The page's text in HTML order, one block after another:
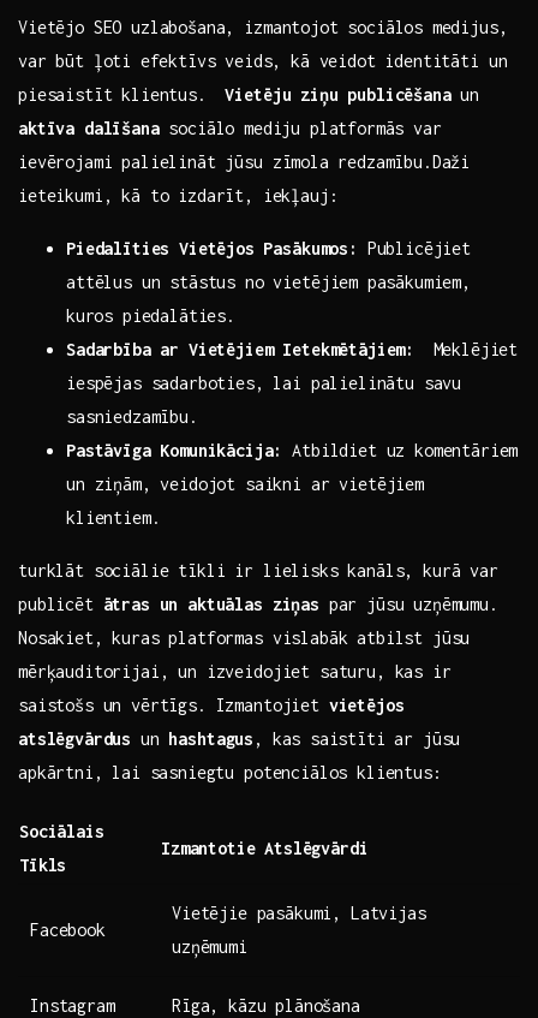
Vietējo SEO uzlabošana, izmantojot sociālos ⁤medijus,
var ‌būt ļoti⁢ efektīvs ⁢veids, kā veidot identitāti un
piesaistīt klientus. ‌Vietēju ziņu publicēšanaun
aktīva dalīšanasociālo ⁤mediju platformās var
ievērojami palielināt jūsu zīmola ⁣redzamību.Daži
ieteikumi, kā to izdarīt,⁣ iekļauj:
Piedalīties Vietējos⁤ Pasākumos:
Publicējiet
attēlus un stāstus no vietējiem ⁢pasākumiem,
⁢kuros piedalāties.
Sadarbība ar Vietējiem Ietekmētājiem:
⁢ Meklējiet
iespējas sadarboties, lai ⁤palielinātu savu
sasniedzamību.
Pastāvīga ​Komunikācija:
Atbildiet uz komentāriem‌
un ziņām, veidojot saikni ar vietējiem
klientiem.
turklāt sociālie tīkli ir lielisks kanāls, kurā ⁢var
publicēt ātras un aktuālas ziņas par jūsu uzņēmumu.
Nosakiet, kuras platformas vislabāk atbilst jūsu
mērķauditorijai, un izveidojiet saturu, kas ir
saistošs un vērtīgs. Izmantojiet vietējos
atslēgvārdus un hashtagus , kas ⁢saistīti ar⁤ jūsu
apkārtni, lai ⁣sasniegtu potenciālos klientus:
Sociālais
Tīkls
Izmantotie Atslēgvārdi
Facebook
Vietējie pasākumi, Latvijas
uzņēmumi
Instagram Rīga, kāzu plānošana